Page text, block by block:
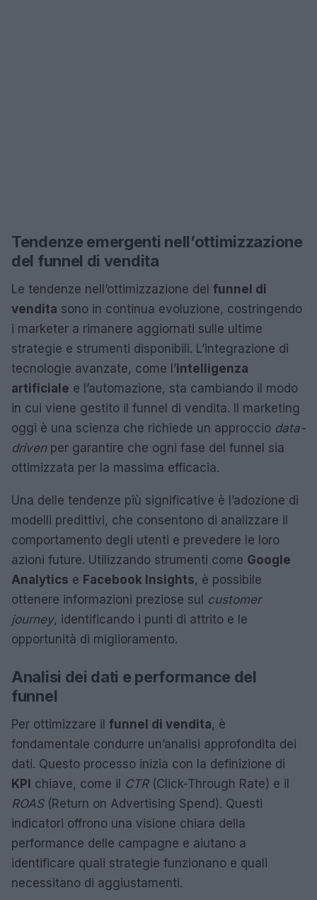
Tendenze emergenti nell’ottimizzazione
del funnel di vendita
Le tendenze nell’ottimizzazione del funnel di
vendita sono in continua evoluzione, costringendo
i marketer a rimanere aggiornati sulle ultime
strategie e strumenti disponibili. L’integrazione di
tecnologie avanzate, come l’intelligenza
artificiale e l’automazione, sta cambiando il modo
in cui viene gestito il funnel di vendita. Il marketing
oggi è una scienza che richiede un approccio data-
driven per garantire che ogni fase del funnel sia
ottimizzata per la massima efficacia.
Una delle tendenze più significative è l’adozione di
modelli predittivi, che consentono di analizzare il
comportamento degli utenti e prevedere le loro
azioni future. Utilizzando strumenti come Google
Analytics e Facebook Insights, è possibile
ottenere informazioni preziose sul customer
journey, identificando i punti di attrito e le
opportunità di miglioramento.
Analisi dei dati e performance del
funnel
Per ottimizzare il funnel di vendita, è
fondamentale condurre un’analisi approfondita dei
dati. Questo processo inizia con la definizione di
KPI chiave, come il CTR(Click-Through Rate) e il
ROAS(Return on Advertising Spend). Questi
indicatori offrono una visione chiara della
performance delle campagne e aiutano a
identificare quali strategie funzionano e quali
necessitano di aggiustamenti.